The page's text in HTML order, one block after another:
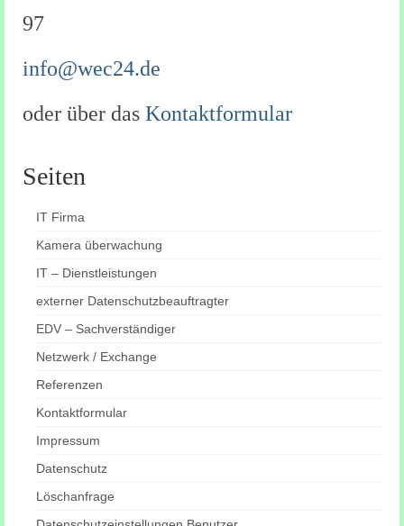
97
info@wec24.de
oder über das Kontaktformular
Seiten
IT Firma
Kamera überwachung
IT – Dienstleistungen
externer Datenschutzbeauftragter
EDV – Sachverständiger
Netzwerk / Exchange
Referenzen
Kontaktformular
Impressum
Datenschutz
Löschanfrage